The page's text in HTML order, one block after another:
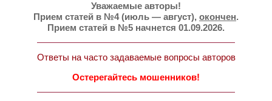
Уважаемые авторы!
Прием статей в №4 (июль — август), окончен.
Прием статей в №5 начнется 01.09.2026.
Ответы на часто задаваемые вопросы авторов
Остерегайтесь мошенников!